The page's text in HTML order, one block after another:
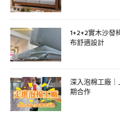
1+2+2實木沙發
布舒適設計
深入泡棉工廠
期合作